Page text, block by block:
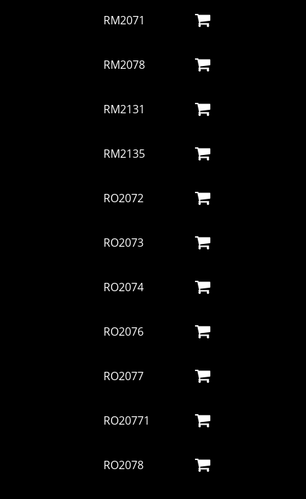
RM2071
RM2078
RM2131
RM2135
RO2072
RO2073
RO2074
RO2076
RO2077
RO20771
RO2078